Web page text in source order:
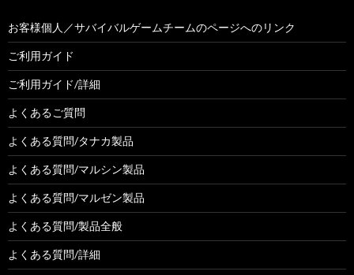
お客様個人／サバイバルゲームチームのページへのリンク
ご利用ガイド
ご利用ガイド/詳細
よくあるご質問
よくある質問/タナカ製品
よくある質問/マルシン製品
よくある質問/マルゼン製品
よくある質問/製品全般
よくある質問/詳細